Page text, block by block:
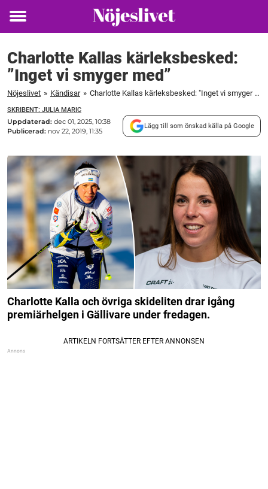
Toggle
Charlotte Kallas kärleksbesked:
”Inget vi smyger med”
Nöjeslivet » Kändisar » Charlotte Kallas kärleksbesked: "Inget vi smyger med"
SKRIBENT: JULIA MARIC
Uppdaterad: dec 01, 2025, 10:38
Publicerad: nov 22, 2019, 11:35
Lägg till som önskad källa på Google
Charlotte Kalla och övriga skideliten drar igång
premiärhelgen i Gällivare under fredagen.